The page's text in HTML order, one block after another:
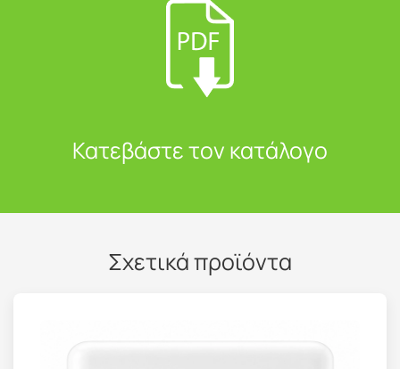
Κατεβάστε τον κατάλογο
Σχετικά προϊόντα